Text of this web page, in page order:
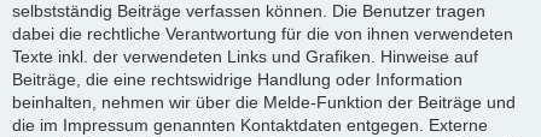
selbstständig Beiträge verfassen können. Die Benutzer tragen
dabei die rechtliche Verantwortung für die von ihnen verwendeten
Texte inkl. der verwendeten Links und Grafiken. Hinweise auf
Beiträge, die eine rechtswidrige Handlung oder Information
beinhalten, nehmen wir über die Melde-Funktion der Beiträge und
die im Impressum genannten Kontaktdaten entgegen. Externe